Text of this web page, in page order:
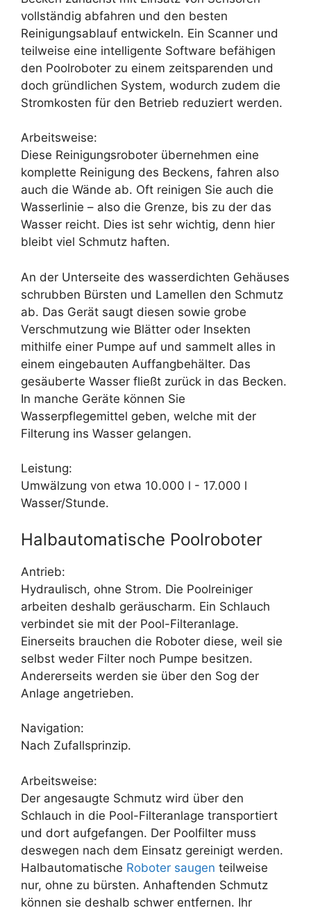
vollständig abfahren und den besten
Reinigungsablauf entwickeln. Ein Scanner und
teilweise eine intelligente Software befähigen
den Poolroboter zu einem zeitsparenden und
doch gründlichen System, wodurch zudem die
Stromkosten für den Betrieb reduziert werden.
Arbeitsweise:
Diese Reinigungsroboter übernehmen eine
komplette Reinigung des Beckens, fahren also
auch die Wände ab. Oft reinigen Sie auch die
Wasserlinie – also die Grenze, bis zu der das
Wasser reicht. Dies ist sehr wichtig, denn hier
bleibt viel Schmutz haften.
An der Unterseite des wasserdichten Gehäuses
schrubben Bürsten und Lamellen den Schmutz
ab. Das Gerät saugt diesen sowie grobe
Verschmutzung wie Blätter oder Insekten
mithilfe einer Pumpe auf und sammelt alles in
einem eingebauten Auffangbehälter. Das
gesäuberte Wasser fließt zurück in das Becken.
In manche Geräte können Sie
Wasserpflegemittel geben, welche mit der
Filterung ins Wasser gelangen.
Leistung:
Umwälzung von etwa 10.000 l - 17.000 l
Wasser/Stunde.
Halbautomatische Poolroboter
Antrieb:
Hydraulisch, ohne Strom. Die Poolreiniger
arbeiten deshalb geräuscharm. Ein Schlauch
verbindet sie mit der Pool-Filteranlage.
Einerseits brauchen die Roboter diese, weil sie
selbst weder Filter noch Pumpe besitzen.
Andererseits werden sie über den Sog der
Anlage angetrieben.
Navigation:
Nach Zufallsprinzip.
Arbeitsweise:
Der angesaugte Schmutz wird über den
Schlauch in die Pool-Filteranlage transportiert
und dort aufgefangen. Der Poolfilter muss
deswegen nach dem Einsatz gereinigt werden.
Halbautomatische Roboter saugen teilweise
nur, ohne zu bürsten. Anhaftenden Schmutz
können sie deshalb schwer entfernen. Ihr